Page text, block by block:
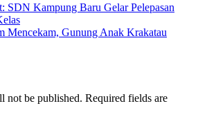
SDN Kampung Baru Gelar Pelepasan
Mencekam, Gunung Anak Krakatau
not be published. Required fields are